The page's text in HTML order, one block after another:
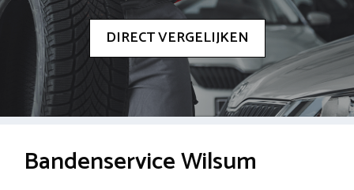
DIRECT VERGELIJKEN
Bandenservice Wilsum